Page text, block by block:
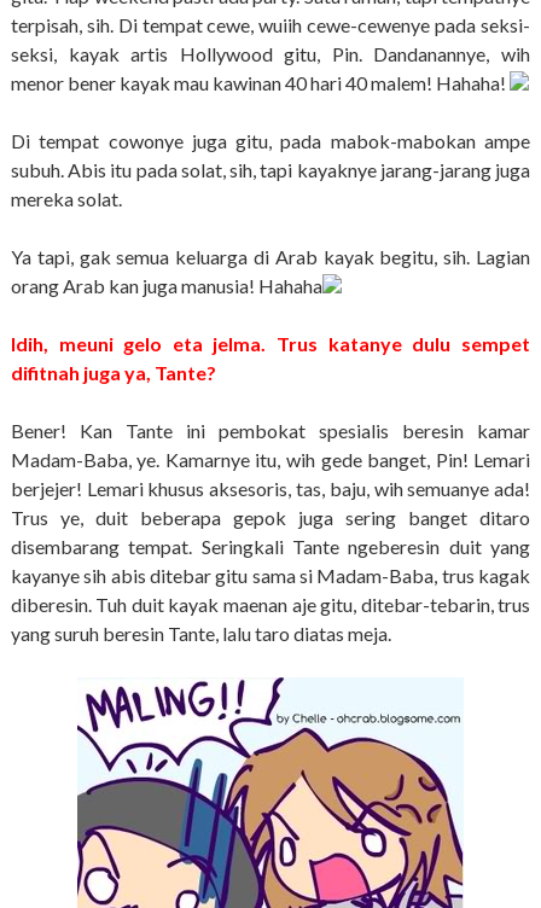
terpisah, sih. Di tempat cewe, wuiih cewe-cewenye pada seksi-
seksi, kayak artis Hollywood gitu, Pin. Dandanannye, wih
menor bener kayak mau kawinan 40 hari 40 malem! Hahaha!
Di tempat cowonye juga gitu, pada mabok-mabokan ampe
subuh. Abis itu pada solat, sih, tapi kayaknye jarang-jarang juga
mereka solat.
Ya tapi, gak semua keluarga di Arab kayak begitu, sih. Lagian
orang Arab kan juga manusia! Hahaha
Idih, meuni gelo eta jelma. Trus katanye dulu sempet
difitnah juga ya, Tante?
Bener! Kan Tante ini pembokat spesialis beresin kamar
Madam-Baba, ye. Kamarnye itu, wih gede banget, Pin! Lemari
berjejer! Lemari khusus aksesoris, tas, baju, wih semuanye ada!
Trus ye, duit beberapa gepok juga sering banget ditaro
disembarang tempat. Seringkali Tante ngeberesin duit yang
kayanye sih abis ditebar gitu sama si Madam-Baba, trus kagak
diberesin. Tuh duit kayak maenan aje gitu, ditebar-tebarin, trus
yang suruh beresin Tante, lalu taro diatas meja.